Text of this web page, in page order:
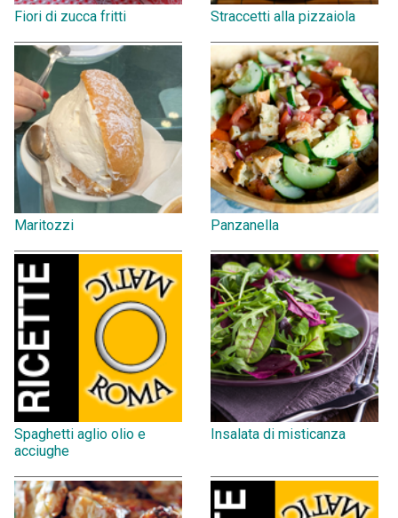
Fiori di zucca fritti Straccetti alla pizzaiola
Maritozzi Panzanella
Spaghetti aglio olio e
acciughe
Insalata di misticanza